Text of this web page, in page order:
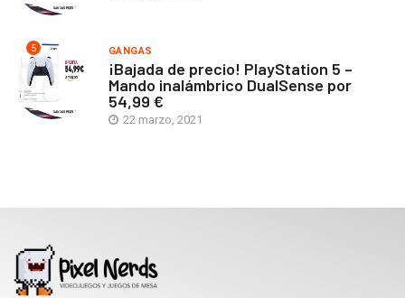
5 GANGAS
¡Bajada de precio! PlayStation 5 –
Mando inalámbrico DualSense por
54,99 €
22 marzo, 2021